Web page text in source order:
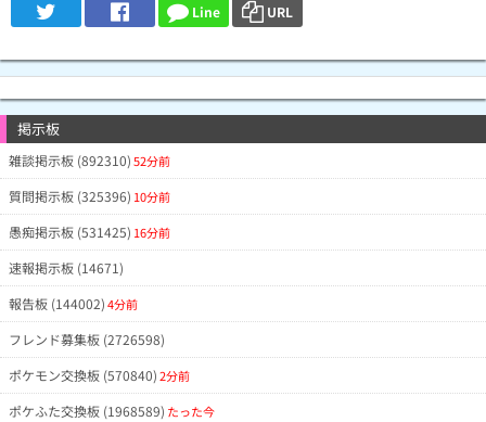
Line URL
掲示板
雑談掲示板 (892310)52分前
質問掲示板 (325396) 10分前
愚痴掲示板 (531425) 16分前
速報掲示板 (14671)
報告板 (144002)4分前
フレンド募集板 (2726598)
ポケモン交換板 (570840)2分前
ポケふた交換板 (1968589) たった今